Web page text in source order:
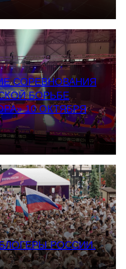
СОРЕВНОВАНИЯ
БОРЬБЕ
10 ОКТЯБРЯ
РОССИИ.